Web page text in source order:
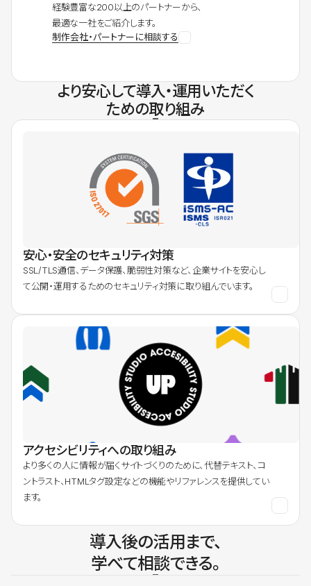
経験豊富な200以上のパートナーから、
最適な一社をご紹介します。
制作会社・パートナーに相談する
より安心して導入・運用いただく
ための取り組み
安心・安全のセキュリティ対策
SSL/TLS通信、データ保護、脆弱性対策など、企業サイトを安心し
て公開・運用するためのセキュリティ対策に取り組んでいます。
アクセシビリティへの取り組み
より多くの人に情報が届くサイトづくりのために、代替テキスト、コ
ントラスト、HTMLタグ設定などの機能やリファレンスを提供してい
ます。
導入後の活用まで、
学べて相談できる。